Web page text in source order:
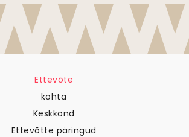
Ettevõte
kohta
Keskkond
Ettevõtte päringud